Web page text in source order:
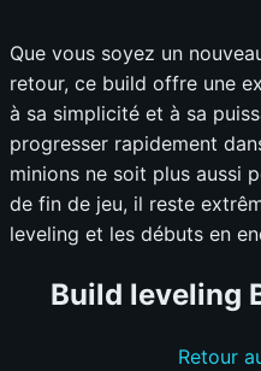
Que vous soyez un
retour, ce build offre une
à sa simplicité et à sa
progresser rapidement
minions ne soit plus aussi
de fin de jeu, il reste
leveling et les débuts en
Build leveling
Retour